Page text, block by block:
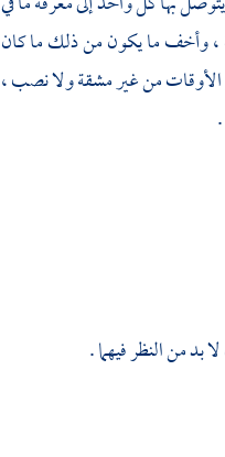
، وأخف ما يكون من ذلك ما كان
الأوقات من غير مشقة ولا نصب ،
.
بد من النظر فيهما .